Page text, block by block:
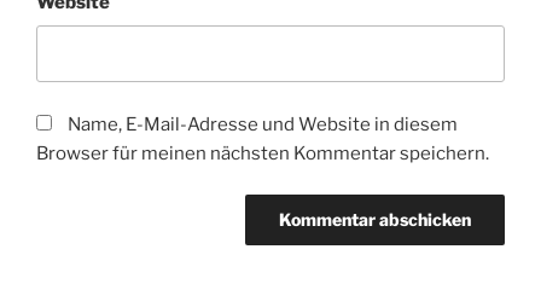
Name, E-Mail-Adresse und Website in diesem
Browser für meinen nächsten Kommentar speichern.